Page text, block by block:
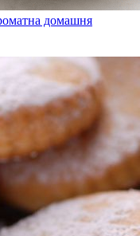
домашня